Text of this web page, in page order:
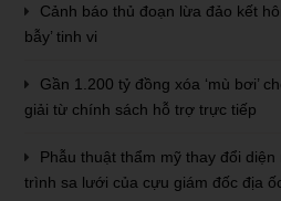
Cảnh báo thủ đoạn lừa đảo kết
bẫy’ tinh vi
Gần 1.200 tỷ đồng xóa ‘mù bơi’
giải từ chính sách hỗ trợ trực tiếp
Phẫu thuật thẩm mỹ thay đổi
trình sa lưới của cựu giám đốc địa